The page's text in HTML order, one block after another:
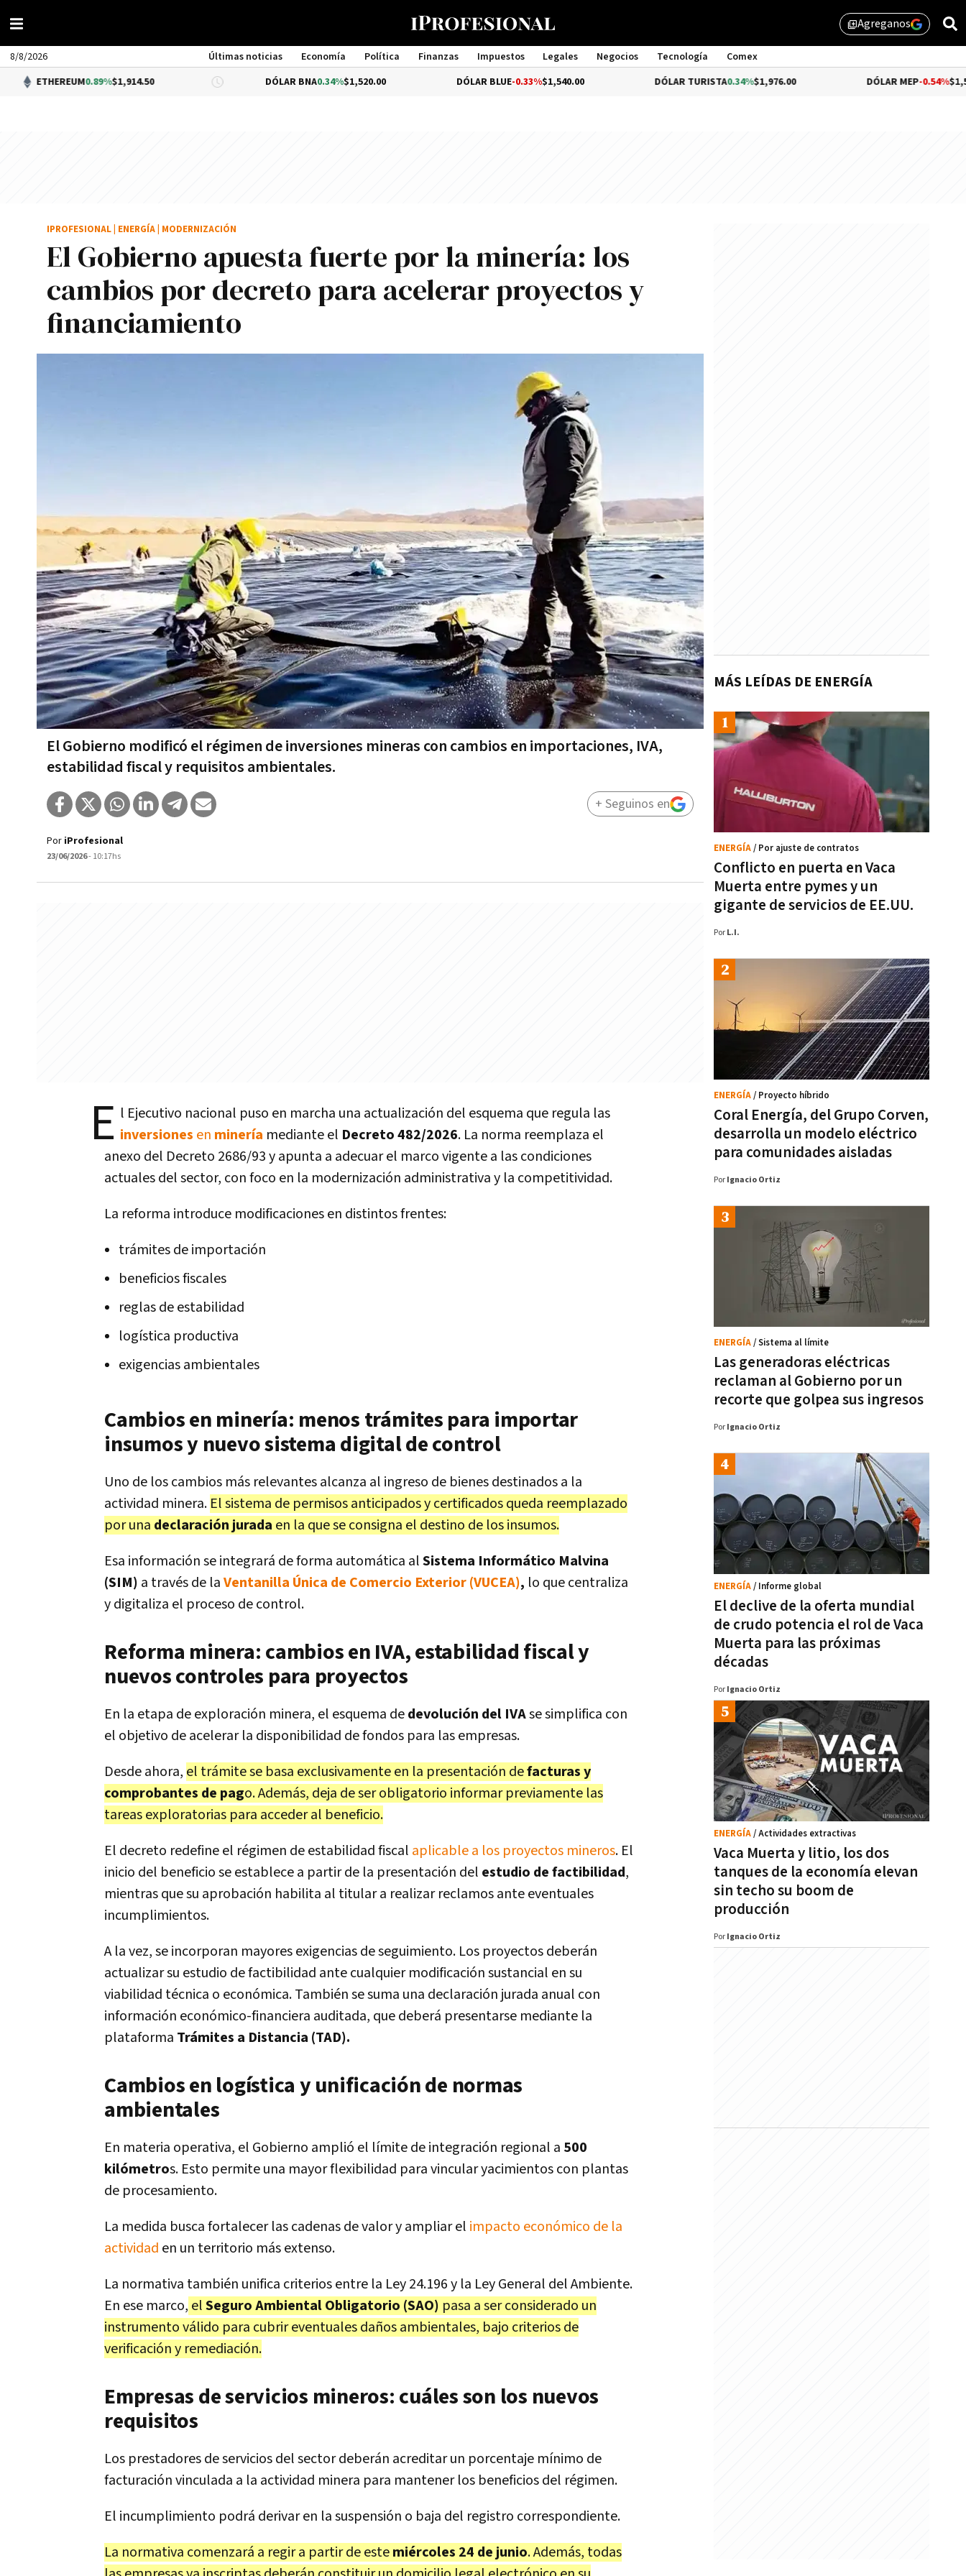
library_addAgreganos
8/8/2026 Últimas noticias Economía Política Finanzas Impuestos Legales Negocios Tecnología
Comex
Management
0.89%$1,914.50 DÓLAR BNA0.34%$1,520.00 DÓLAR BLUE-0.33%$1,540.00 DÓLAR TURISTA0.34%$1,976.00 DÓLAR MEP-0.54%$1,510.79
El Gobierno apuesta fuerte por la minería: los
cambios por decreto para acelerar proyectos y
financiamiento
El Gobierno modificó el régimen de inversiones mineras con cambios en importaciones, IVA,
estabilidad fiscal y requisitos ambientales.
IPROFESIONAL ENERGÍA MODERNIZACIÓN
Por iProfesional
23/06/2026- 10:17hs
+ Seguinos en
E l Ejecutivo nacional puso en marcha una actualización del esquema que regula las
inversiones en minería mediante el Decreto 482/2026. La norma reemplaza el
anexo del Decreto 2686/93 y apunta a adecuar el marco vigente a las condiciones
actuales del sector, con foco en la modernización administrativa y la competitividad.
La reforma introduce modificaciones en distintos frentes:
trámites de importación
beneficios fiscales
reglas de estabilidad
logística productiva
exigencias ambientales
Cambios en minería: menos trámites para importar
insumos y nuevo sistema digital de control
Uno de los cambios más relevantes alcanza al ingreso de bienes destinados a la
actividad minera. El sistema de permisos anticipados y certificados queda reemplazado
por una declaración jurada en la que se consigna el destino de los insumos.
Esa información se integrará de forma automática alSistema Informático Malvina
(SIM) a través de laVentanilla Única de Comercio Exterior (VUCEA), lo que centraliza
y digitaliza el proceso de control.
Reforma minera: cambios en IVA, estabilidad fiscal y
nuevos controles para proyectos
En la etapa de exploración minera, el esquema dedevolución del IVAse simplifica con
el objetivo de acelerar la disponibilidad de fondos para las empresas.
Desde ahora, el trámite se basa exclusivamente en la presentación defacturas y
comprobantes de pago. Además, deja de ser obligatorio informar previamente las
tareas exploratorias para acceder al beneficio.
El decreto redefine el régimen de estabilidad fiscal aplicable a los proyectos mineros. El
inicio del beneficio se establece a partir de la presentación del estudio de factibilidad,
mientras que su aprobación habilita al titular a realizar reclamos ante eventuales
incumplimientos.
A la vez, se incorporan mayores exigencias de seguimiento. Los proyectos deberán
actualizar su estudio de factibilidad ante cualquier modificación sustancial en su
viabilidad técnica o económica. También se suma una declaración jurada anual con
información económico-financiera auditada, que deberá presentarse mediante la
plataforma Trámites a Distancia (TAD).
Cambios en logística y unificación de normas
ambientales
En materia operativa, el Gobierno amplió el límite de integración regional a 500
kilómetros. Esto permite una mayor flexibilidad para vincular yacimientos con plantas
de procesamiento.
La medida busca fortalecer las cadenas de valor y ampliar el impacto económico de la
actividad en un territorio más extenso.
La normativa también unifica criterios entre la Ley 24.196 y la Ley General del Ambiente.
En ese marco, elSeguro Ambiental Obligatorio (SAO) pasa a ser considerado un
instrumento válido para cubrir eventuales daños ambientales, bajo criterios de
verificación y remediación.
Empresas de servicios mineros: cuáles son los nuevos
requisitos
Los prestadores de servicios del sector deberán acreditar un porcentaje mínimo de
facturación vinculada a la actividad minera para mantener los beneficios del régimen.
El incumplimiento podrá derivar en la suspensión o baja del registro correspondiente.
La normativa comenzará a regir a partir de estemiércoles 24 de junio. Además, todas
MÁS LEÍDAS DE ENERGÍA
Conflicto en puerta en Vaca
Muerta entre pymes y un
gigante de servicios de EE.UU.
ENERGÍA/ Por ajuste de contratos
Por L.I.
Coral Energía, del Grupo Corven,
desarrolla un modelo eléctrico
para comunidades aisladas
ENERGÍA/ Proyecto híbrido
Por Ignacio Ortiz
Las generadoras eléctricas
reclaman al Gobierno por un
recorte que golpea sus ingresos
ENERGÍA/ Sistema al límite
Por Ignacio Ortiz
El declive de la oferta mundial
de crudo potencia el rol de Vaca
Muerta para las próximas
décadas
ENERGÍA/ Informe global
Por Ignacio Ortiz
Vaca Muerta y litio, los dos
tanques de la economía elevan
sin techo su boom de
producción
ENERGÍA/ Actividades extractivas
Por Ignacio Ortiz